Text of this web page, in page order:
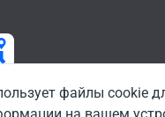
права защищены.файлы cookie